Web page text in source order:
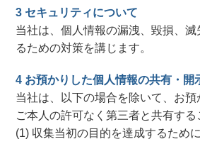
3 セキュリティについて
当社は、個人情報の漏洩、毀損、
るための対策を講じます。
4 お預かりした個人情報の共有・開
当社は、以下の場合を除いて、お
ご本人の許可なく第三者と共有する
(1) 収集当初の目的を達成するため